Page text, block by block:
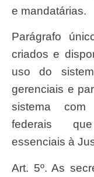
e mandatárias.
Parágrafo único. Outros perfis poderão ser
criados e
uso do
gerenciais e
sistema com
federais
essenciais à
Art. 5º. As secretarias de controle externo do